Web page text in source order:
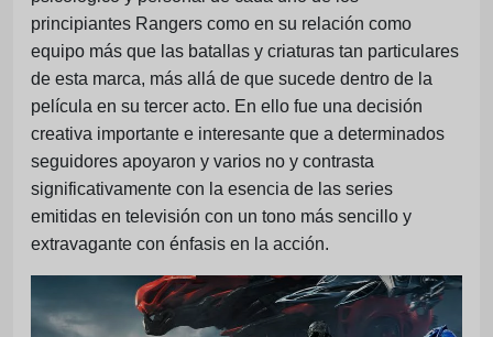
principiantes Rangers como en su relación como
equipo más que las batallas y criaturas tan particulares
de esta marca, más allá de que sucede dentro de la
película en su tercer acto. En ello fue una decisión
creativa importante e interesante que a determinados
seguidores apoyaron y varios no y contrasta
significativamente con la esencia de las series
emitidas en televisión con un tono más sencillo y
extravagante con énfasis en la acción.